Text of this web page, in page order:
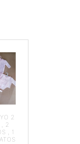
2
, 2
, 1